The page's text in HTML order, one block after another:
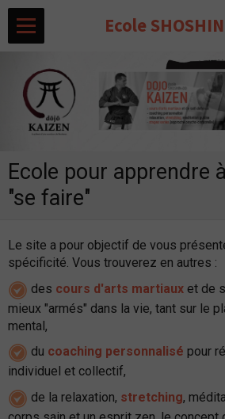
Ecole
Ecole pour apprendre
"se faire"
Le site a pour objectif de vous
spécificité. Vous trouverez en autres :
des cours d'arts martiaux et de
mieux "armés" dans la vie, tant sur le
mental,
du coaching personnalisé pour
individuel et collectif,
de la relaxation, stretching,